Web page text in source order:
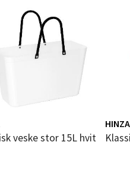
veske stor 15L hvit
HINZA
Bergen -
Folke Bernadottes
Åpent i dag 10-21
0 i butikk
Oppdal -
Aunasenteret,